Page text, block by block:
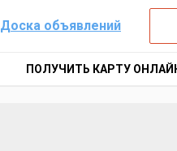
Доска объявлений
ПОЛУЧИТЬ КАРТУ